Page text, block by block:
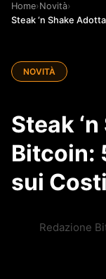
Home›Novità›
Steak ‘n Shake
NOVITÀ
Steak
Bitcoin:
sui
Redazione